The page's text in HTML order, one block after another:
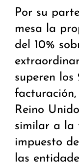
Por su
mesa la
del 10%
superen los
Reino
similar a la
impuesto
las